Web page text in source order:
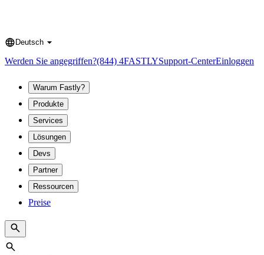
Language
Deutsch
Werden Sie angegriffen?(844) 4FASTLYSupport-CenterEinloggen
Warum Fastly?
Produkte
Services
Lösungen
Devs
Partner
Ressourcen
Preise
Search